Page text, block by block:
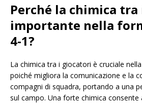
Perché la chimica
importante nella
4-1?
La chimica tra i giocatori è cruciale
poiché migliora la comunicazione e la
compagni di squadra, portando a una
sul campo. Una forte chimica consente